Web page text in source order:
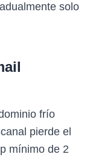
solo
frío
pierde el
mínimo de 2